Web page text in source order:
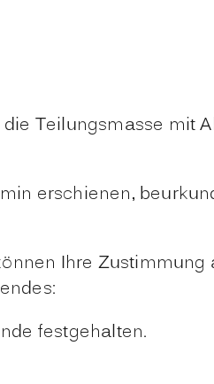
Teilungsmasse mit
erschienen,
Ihre Zustimmung
festgehalten.